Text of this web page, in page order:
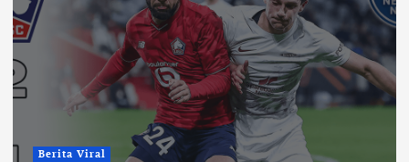
Berita Viral